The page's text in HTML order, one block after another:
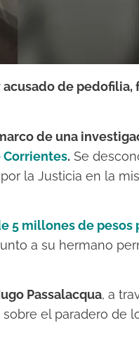
de
de una
Corrientes. Se
la Justicia en la
5 millones de pesos
a su hermano
Passalacqua, a
el paradero de